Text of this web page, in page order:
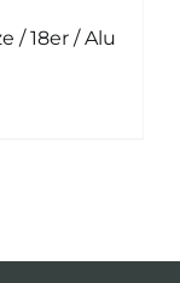
/ 18er / Alu